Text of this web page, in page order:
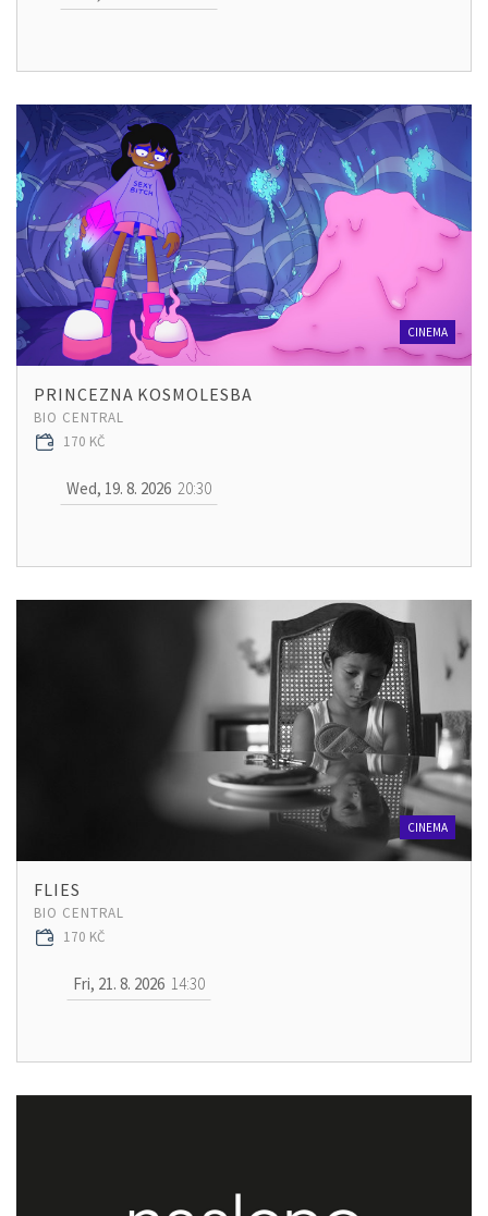
CINEMA
PRINCEZNA KOSMOLESBA
BIO CENTRAL
170 KČ
Wed, 19. 8. 2026 20:30
CINEMA
FLIES
BIO CENTRAL
170 KČ
Fri, 21. 8. 2026 14:30